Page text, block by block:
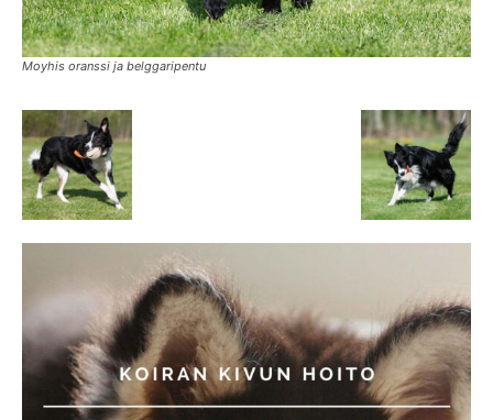
Moyhis oranssi ja belggaripentu